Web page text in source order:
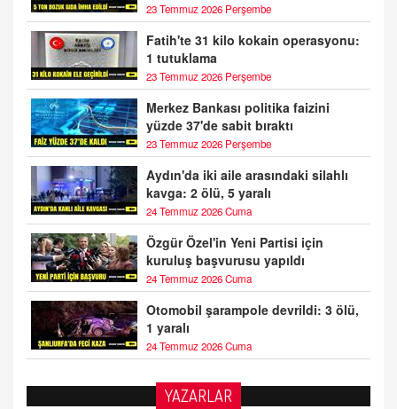
23 Temmuz 2026 Perşembe
Fatih'te 31 kilo kokain operasyonu:
1 tutuklama
23 Temmuz 2026 Perşembe
Merkez Bankası politika faizini
yüzde 37'de sabit bıraktı
23 Temmuz 2026 Perşembe
Aydın'da iki aile arasındaki silahlı
kavga: 2 ölü, 5 yaralı
24 Temmuz 2026 Cuma
Özgür Özel'in Yeni Partisi için
kuruluş başvurusu yapıldı
24 Temmuz 2026 Cuma
Otomobil şarampole devrildi: 3 ölü,
1 yaralı
24 Temmuz 2026 Cuma
YAZARLAR